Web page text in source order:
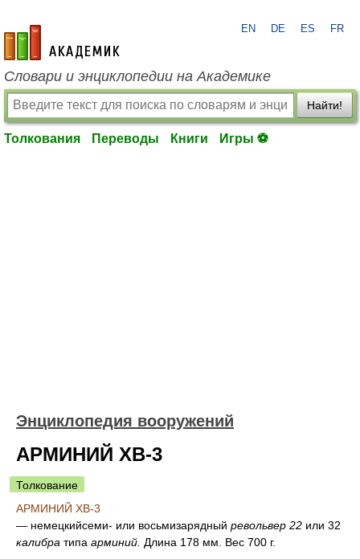
academic.ru
EN DE ES FR
Словари и энциклопедии на Академике
Найти!
Толкования Переводы Книги Игры ⚽
Энциклопедия вооружений
АРМИНИЙ ХВ-3
Толкование
АРМИНИЙ ХВ-3
— немецкийсеми- или восьмизарядный револьвер 22 или 32
калибра типа арминий. Длина 178 мм. Вес 700 г.